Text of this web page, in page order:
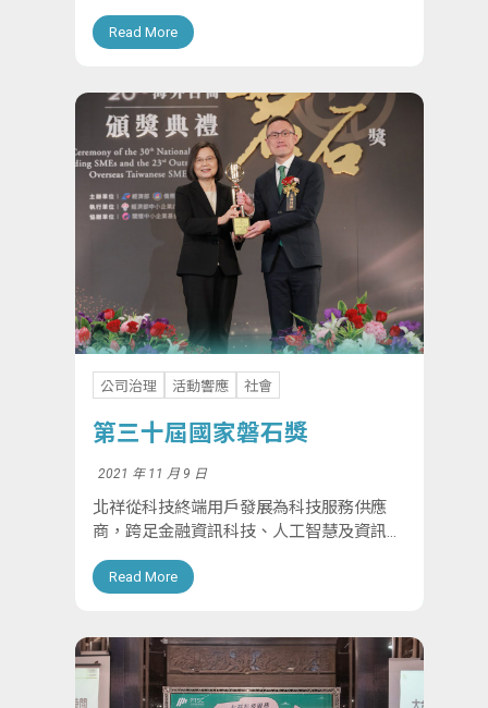
慈善捐贈活動」，為偏鄉孩童和弱勢團體籌
集物資和款項。員工熱情捐助，將物資送至
Read More
公司治理 活動響應 社會
第三十屆國家磐石獎
2021 年 11 月 9 日
北祥從科技終端用戶發展為科技服務供應
商，跨足金融資訊科技、人工智慧及資訊設
備維運服務等領域。40年來，公司成長顯
著，並於2021年10月獲得國家磐石獎。這
Read More